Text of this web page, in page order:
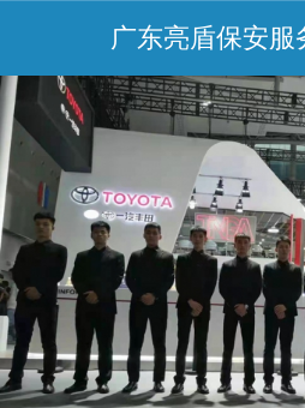
广东亮盾保安服